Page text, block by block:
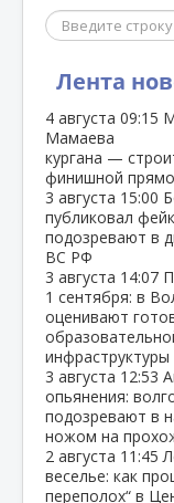
Поиск
Лента
4 августа 09:15
Мамаева
кургана —
финишной
3 августа 15:00
публиковал
подозревают в
ВС РФ
3 августа 14:07
1 сентября: в
оценивают
инфраструктуры
3 августа 12:53
опьянения:
подозревают в
ножом на
2 августа 11:45
веселье: как
переполох“ в